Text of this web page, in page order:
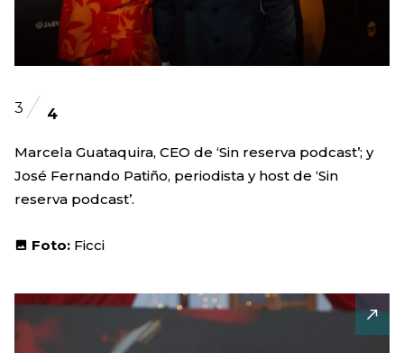
3 4
Marcela Guataquira, CEO de ‘Sin reserva podcast’; y
José Fernando Patiño, periodista y host de ‘Sin
reserva podcast’.
Foto: Ficci